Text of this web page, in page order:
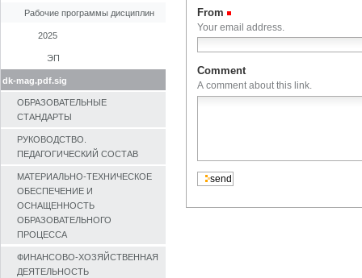
Рабочие программы дисциплин
2025
ЭП
dk-mag.pdf.sig
ОБРАЗОВАТЕЛЬНЫЕ
СТАНДАРТЫ
РУКОВОДСТВО.
ПЕДАГОГИЧЕСКИЙ СОСТАВ
МАТЕРИАЛЬНО-ТЕХНИЧЕСКОЕ
ОБЕСПЕЧЕНИЕ И
ОСНАЩЕННОСТЬ
ОБРАЗОВАТЕЛЬНОГО
ПРОЦЕССА
ФИНАНСОВО-ХОЗЯЙСТВЕННАЯ
ДЕЯТЕЛЬНОСТЬ
From
Your email address.
Comment
A comment about this link.